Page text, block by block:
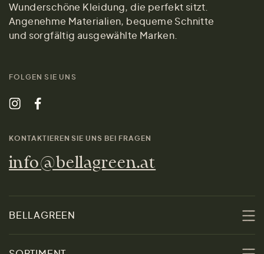
Wunderschöne Kleidung, die perfekt sitzt.
Angenehme Materialien, bequeme Schnitte
und sorgfältig ausgewählte Marken.
FOLGEN SIE UNS
KONTAKTIEREN SIE UNS BEI FRAGEN
info@bellagreen.at
BELLAGREEN